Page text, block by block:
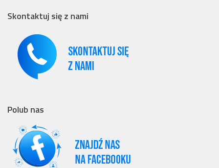
Skontaktuj się z nami
Polub nas